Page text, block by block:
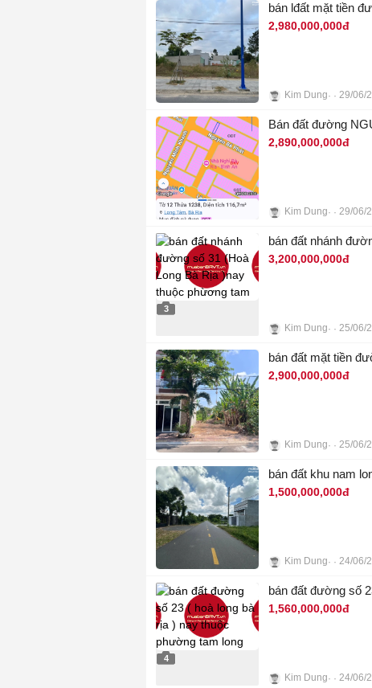
bán lđất mặt tiền
2,980,000,000đ
Kim Dung 29/06/
Bán đất đường
2,890,000,000đ
Kim Dung 29/06/
3
bán đất nhánh
3,200,000,000đ
Kim Dung 25/06/
bán đất mặt tiền
2,900,000,000đ
Kim Dung 25/06/
bán đất khu nam
1,500,000,000đ
Kim Dung 24/06/
4
bán đất đường số
1,560,000,000đ
Kim Dung 24/06/